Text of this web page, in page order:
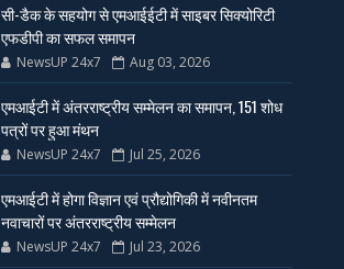
सी-डैक के सहयोग से एमआईईटी में साइबर सिक्योरिटी
एफडीपी का सफल समापन
NewsUP 24x7 Aug 03, 2026
एमआईटी में अंतरराष्ट्रीय सम्मेलन का समापन, 151 शोध
पत्रों पर हुआ मंथन
NewsUP 24x7 Jul 25, 2026
एमआईटी में होगा विज्ञान एवं प्रौद्योगिकी में नवीनतम
नवाचारों पर अंतरराष्ट्रीय सम्मेलन
NewsUP 24x7 Jul 23, 2026